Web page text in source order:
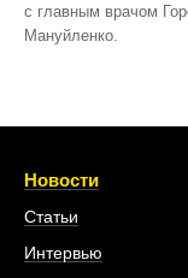
с главным врачом
Мануйленко.
Новости
Статьи
Интервью